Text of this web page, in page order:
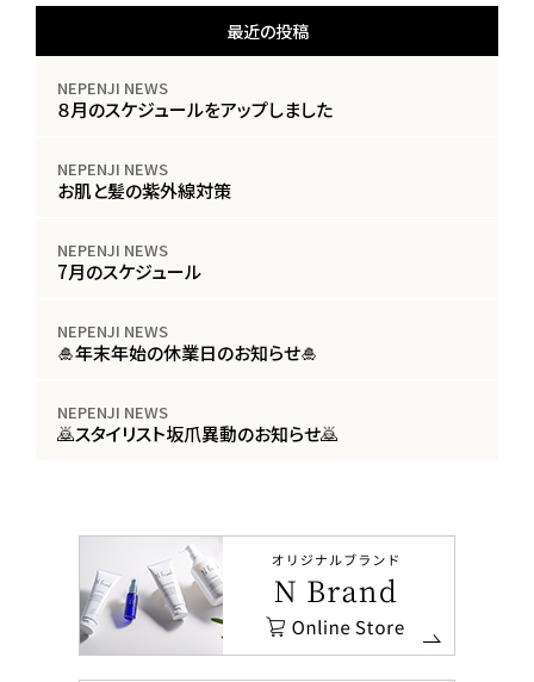
最近の投稿
NEPENJI NEWS
８月のスケジュールをアップしました
NEPENJI NEWS
お肌と髪の紫外線対策
NEPENJI NEWS
7月のスケジュール
NEPENJI NEWS
🎍年末年始の休業日のお知らせ🎍
NEPENJI NEWS
🙇スタイリスト坂爪異動のお知らせ🙇